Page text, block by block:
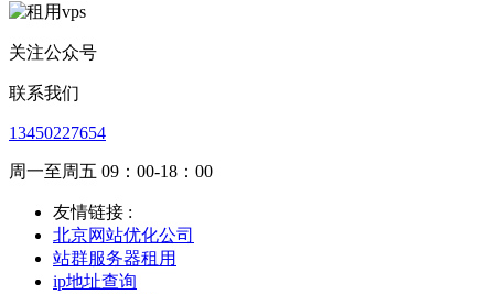
关注公众号
联系我们
13450227654
周一至周五 09：00-18：00
友情链接 :
北京网站优化公司
站群服务器租用
ip地址查询